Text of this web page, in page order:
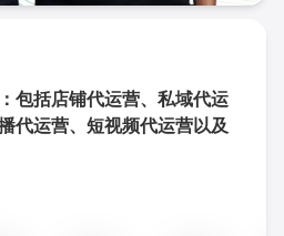
包括店铺代运营、私域代运
代运营、短视频代运营以及